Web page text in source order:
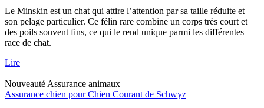
Le Minskin est un chat qui attire l’attention par sa taille réduite et
son pelage particulier. Ce félin rare combine un corps très court et
des poils souvent fins, ce qui le rend unique parmi les différentes
race de chat.
Lire
Nouveauté Assurance animaux
Assurance chien pour Chien Courant de Schwyz